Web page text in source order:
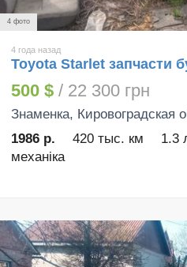
4 фото
4 года назад
Toyota Starlet запчасти
500 $ / 22 300 грн
Знаменка, Кировоградская
1986 р.
420 тыс. км 1.3
механіка